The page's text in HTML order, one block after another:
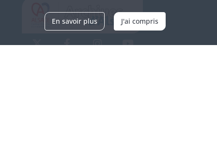
En savoir plus J'ai compris